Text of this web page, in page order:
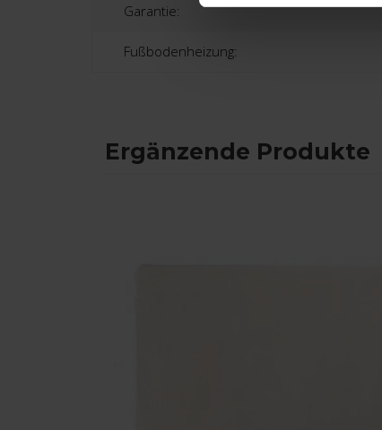
Garantie:
Fußbodenheizung:
Ergänzende Produkte